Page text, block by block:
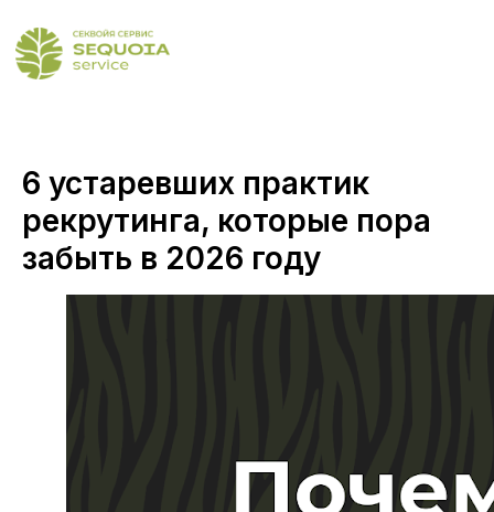
6 устаревших практик
рекрутинга, которые пора
забыть в 2026 году